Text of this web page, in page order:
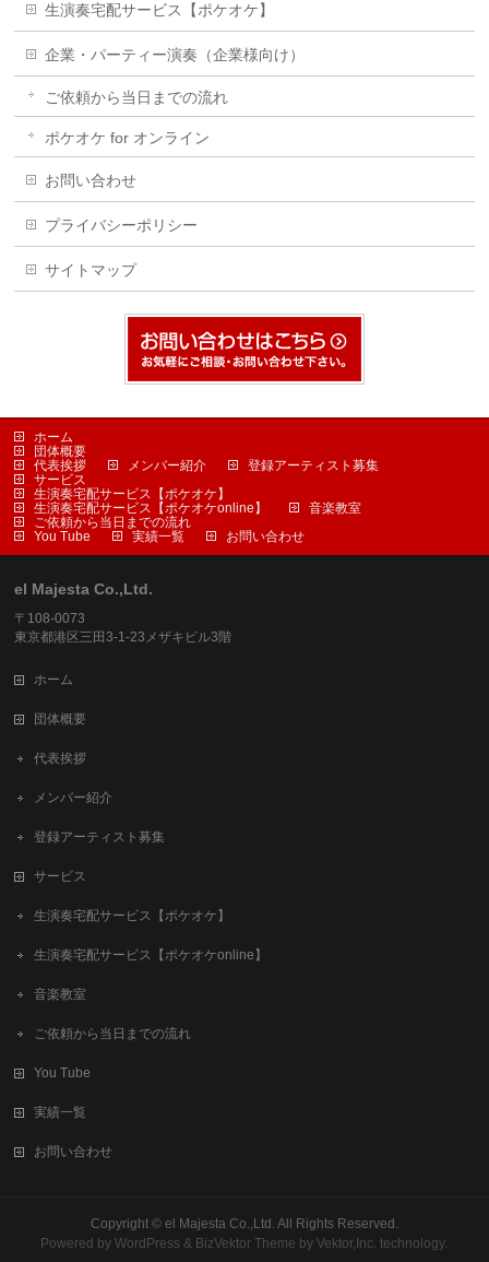
生演奏宅配サービス【ポケオケ】
企業・パーティー演奏（企業様向け）
ご依頼から当日までの流れ
ポケオケ for オンライン
お問い合わせ
プライバシーポリシー
サイトマップ
ホーム
団体概要
代表挨拶
メンバー紹介
登録アーティスト募集
サービス
生演奏宅配サービス【ポケオケ】
生演奏宅配サービス【ポケオケonline】
音楽教室
ご依頼から当日までの流れ
You Tube
実績一覧 お問い合わせ
el Majesta Co.,Ltd.
〒108-0073
東京都港区三田3-1-23メザキビル3階
ホーム
団体概要
代表挨拶
メンバー紹介
登録アーティスト募集
サービス
生演奏宅配サービス【ポケオケ】
生演奏宅配サービス【ポケオケonline】
音楽教室
ご依頼から当日までの流れ
You Tube
実績一覧
お問い合わせ
Copyright © el Majesta Co.,Ltd. All Rights Reserved.
Powered byWordPress & BizVektor Theme byVektor,Inc. technology.